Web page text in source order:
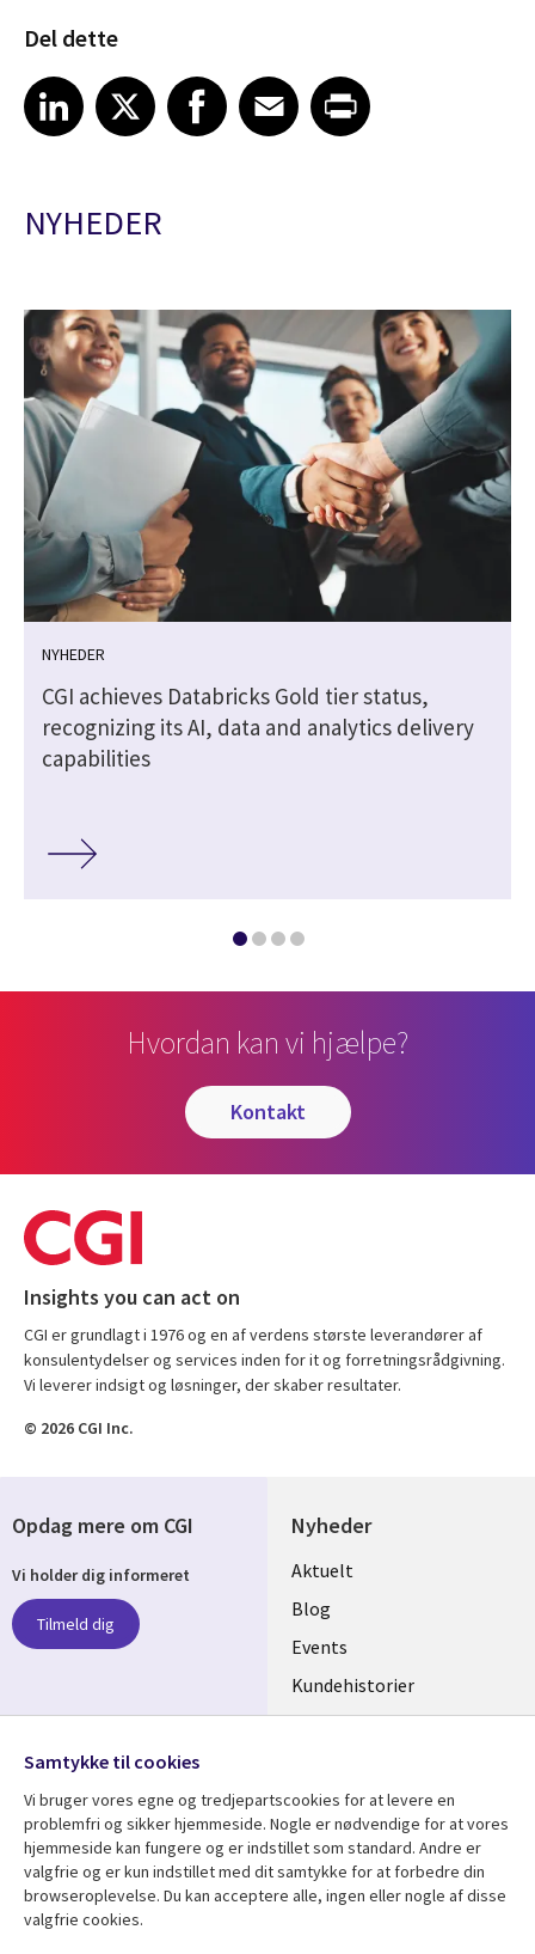
Del dette
Share article on LinkedIn
LinkedIn
Share article on XShare article on Facebook
Facebook
Share article on Email
EmailShare article on Print
NYHEDER
NYHEDER
CGI achieves Databricks Gold tier status,
recognizing its AI, data and analytics delivery
capabilities
Hvordan kan vi hjælpe?
kontakt
Insights you can act on
CGI er grundlagt i 1976 og en af verdens største leverandører af
konsulentydelser og services inden for it og forretningsrådgivning.
Vi leverer indsigt og løsninger, der skaber resultater.
© 2026 CGI Inc.
Nyheder
Useful
links
DENMARK
Aktuelt
Blog
Events
Kundehistorier
Videoer
Se mere
Library
Artikler
Support
Opdag mere om CGI
Vi holder dig informeret
Tilmeld dig
Media
DENMARK
Samtykke til cookies
Vi bruger vores egne og tredjepartscookies for at levere en
problemfri og sikker hjemmeside. Nogle er nødvendige for at vores
hjemmeside kan fungere og er indstillet som standard. Andre er
valgfrie og er kun indstillet med dit samtykke for at forbedre din
browseroplevelse. Du kan acceptere alle, ingen eller nogle af disse
valgfrie cookies.